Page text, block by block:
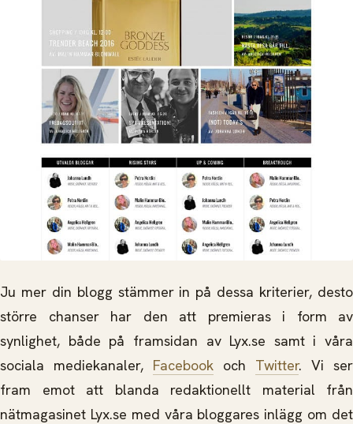
Ju mer din blogg stämmer in på dessa kriterier, desto
större chanser har den att premieras i form av
synlighet, både på framsidan av Lyx.se samt i våra
sociala mediekanaler, Facebook och Twitter. Vi ser
fram emot att blanda redaktionellt material från
nätmagasinet Lyx.se med våra bloggares inlägg om det